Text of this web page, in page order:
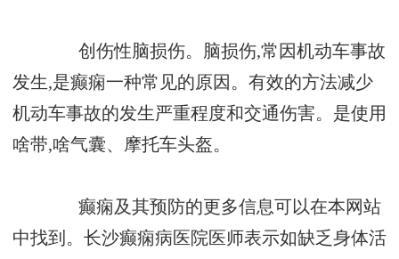
创伤性脑损伤。脑损伤,常因机动车事故
发生,是癫痫一种常见的原因。有效的方法减少
机动车事故的发生严重程度和交通伤害。是使用
啥带,啥气囊、摩托车头盔。
癫痫及其预防的更多信息可以在本网站
中找到。长沙癫痫病医院医师表示如缺乏身体活